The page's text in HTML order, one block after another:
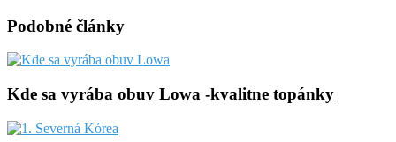
Podobné články
Kde sa vyrába obuv Lowa -kvalitne topánky